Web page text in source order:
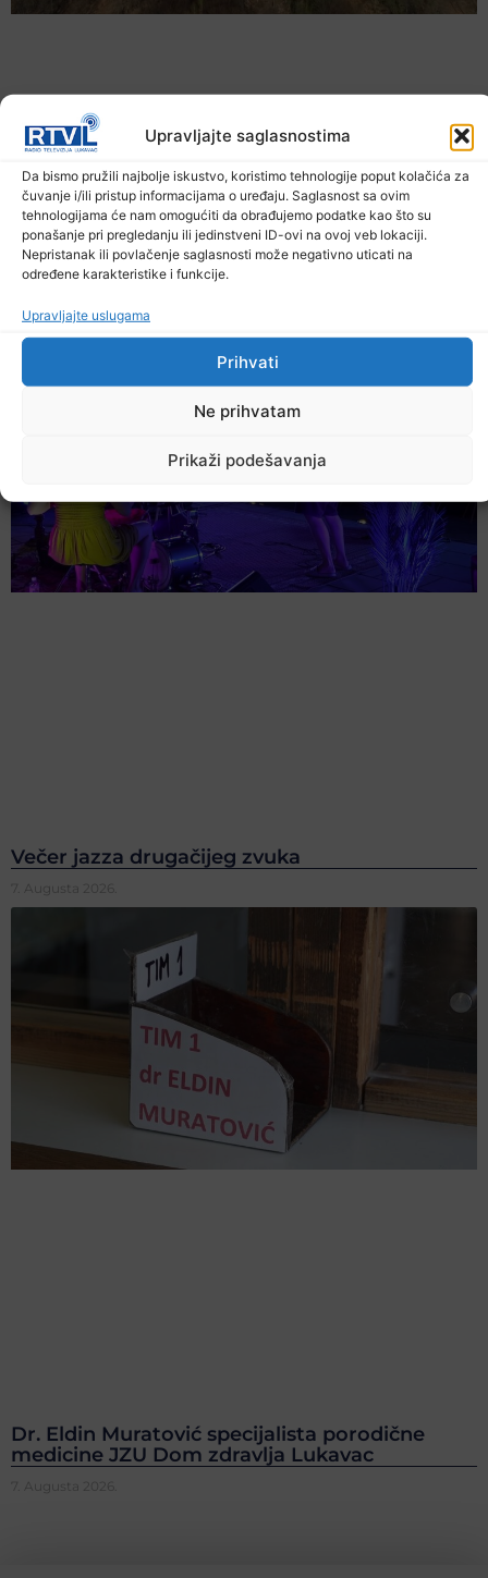
Upravljajte saglasnostima
Da bismo pružili najbolje iskustvo, koristimo tehnologije poput kolačića za
čuvanje i/ili pristup informacijama o uređaju. Saglasnost sa ovim
tehnologijama će nam omogućiti da obrađujemo podatke kao što su
ponašanje pri pregledanju ili jedinstveni ID-ovi na ovoj veb lokaciji.
Nepristanak ili povlačenje saglasnosti može negativno uticati na
određene karakteristike i funkcije.
Upravljajte uslugama
Prihvati
Ne prihvatam
Prikaži podešavanja
U TK povećan broj požara
7. Augusta 2026.
Večer jazza drugačijeg zvuka
7. Augusta 2026.
Dr. Eldin Muratović specijalista porodične
medicine JZU Dom zdravlja Lukavac
7. Augusta 2026.